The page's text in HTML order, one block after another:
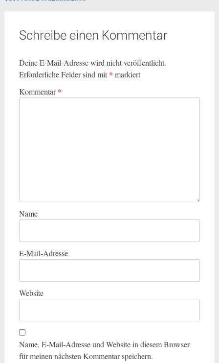
Schreibe einen Kommentar
Deine E-Mail-Adresse wird nicht veröffentlicht.
Erforderliche Felder sind mit * markiert
Kommentar*
Name
E-Mail-Adresse
Website
Name, E-Mail-Adresse und Website in diesem Browser
für meinen nächsten Kommentar speichern.